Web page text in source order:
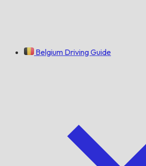
Belgium Driving Guide